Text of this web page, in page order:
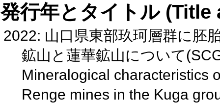
発行年とタイトル
2022: 山口県東部玖珂層群に胚
鉱山と蓮華鉱山について
Mineralogical characteristics
Renge mines in the Kuga